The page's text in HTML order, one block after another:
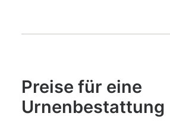
Preise für eine
Urnenbestattung